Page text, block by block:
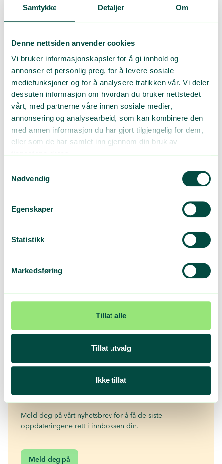
Samtykke Detaljer Om
Denne nettsiden anvender cookies
Vi bruker informasjonskapsler for å gi innhold og
annonser et personlig preg, for å levere sosiale
mediefunksjoner og for å analysere trafikken vår. Vi deler
dessuten informasjon om hvordan du bruker nettstedet
vårt, med partnerne våre innen sosiale medier,
annonsering og analysearbeid, som kan kombinere den
med annen informasjon du har gjort tilgjengelig for dem,
eller som de har samlet inn gjennom din bruk av
Nødvendig
Egenskaper
Statistikk
Markedsføring
Tillat alle
Tillat utvalg
Ikke tillat
å beregne emballasjemengden totalt?
Medlemskap
Hva koster det å være medlem?
Hvordan betaler jeg?
Hva er vederlagssatser?
Hold deg oppdatert om regler,
rapportering og vederlag
Meld deg på vårt nyhetsbrev for å få de siste
oppdateringene rett i innboksen din.
Meld deg på